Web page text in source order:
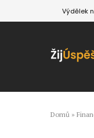
Výdělek
Domů »